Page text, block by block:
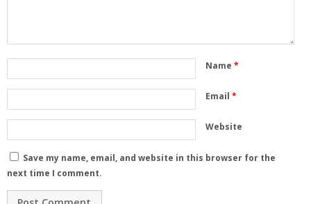
Name *
Email *
Website
Save my name, email, and website in this browser for the
next time I comment.